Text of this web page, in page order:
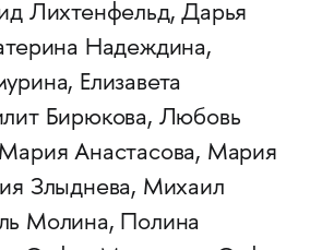
Лихтенфельд, Дарья
Надеждина,
Елизавета
Бирюкова, Любовь
Анастасова, Мария
Злыднева, Михаил
Молина, Полина